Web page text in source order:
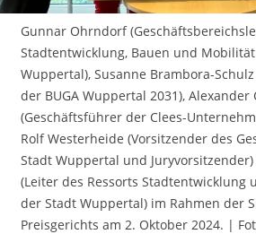
Gunnar Ohrndorf
Stadtentwicklung, Bauen und
Wuppertal), Susanne Brambora-
der BUGA Wuppertal 2031), Alexander
(Geschäftsführer der Clees-
Rolf Westerheide (Vorsitzender des
Stadt Wuppertal und
(Leiter des Ressorts Stadtentwicklung
der Stadt Wuppertal) im Rahmen der
Preisgerichts am 2. Oktober 2024. |